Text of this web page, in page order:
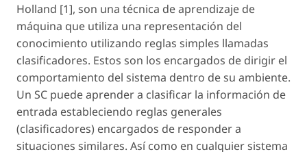
Holland [1], son una técnica de aprendizaje de
máquina que utiliza una representación del
conocimiento utilizando reglas simples llamadas
clasificadores. Estos son los encargados de dirigir el
comportamiento del sistema dentro de su ambiente.
Un SC puede aprender a clasificar la información de
entrada estableciendo reglas generales
(clasificadores) encargados de responder a
situaciones similares. Así como en cualquier sistema